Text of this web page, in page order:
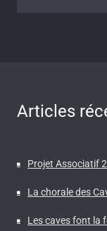
Articles
Projet Associatif
La chorale des
Les caves font la